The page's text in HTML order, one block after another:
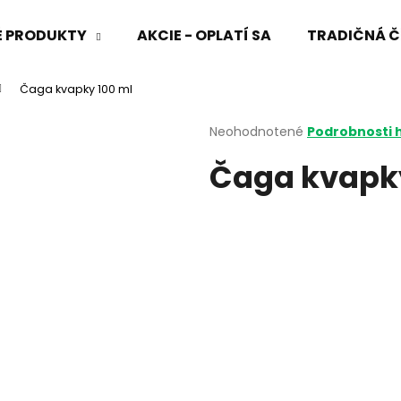
PRODUKTY AKCIE - OPLATÍ SA TRADIČNÁ
Čaga kvapky 100 ml
Priemerné
produktu
je
Neohodnotené Podrobnosti
Čaga
Čo potrebujete nájsť?
HĽADAŤ